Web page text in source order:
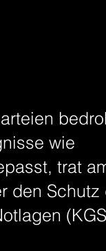
wie
trat
den Schutz